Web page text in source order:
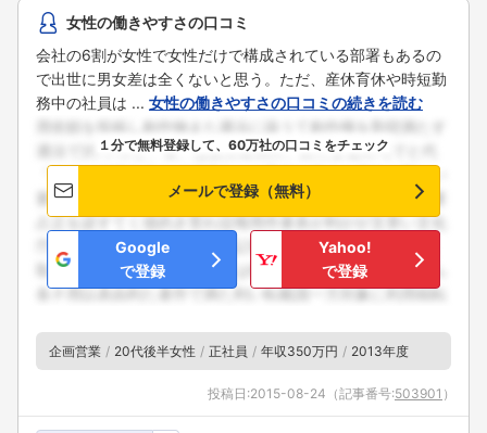
こちらの企業もフォローしませんか？
女性の働きやすさの口コミ
会社の6割が女性で女性だけで構成されている部署もあるの
で出世に男女差は全くないと思う。ただ、産休育休や時短勤
務中の社員は ... 女性の働きやすさの口コミの続きを読む
１分で無料登録して、60万社の口コミをチェック
メールで登録（無料）
Google
で登録
Yahoo!
で登録
企画営業 20代後半女性 正社員 年収350万円 2013年度
投稿日:2015-08-24 （記事番号:503901 ）